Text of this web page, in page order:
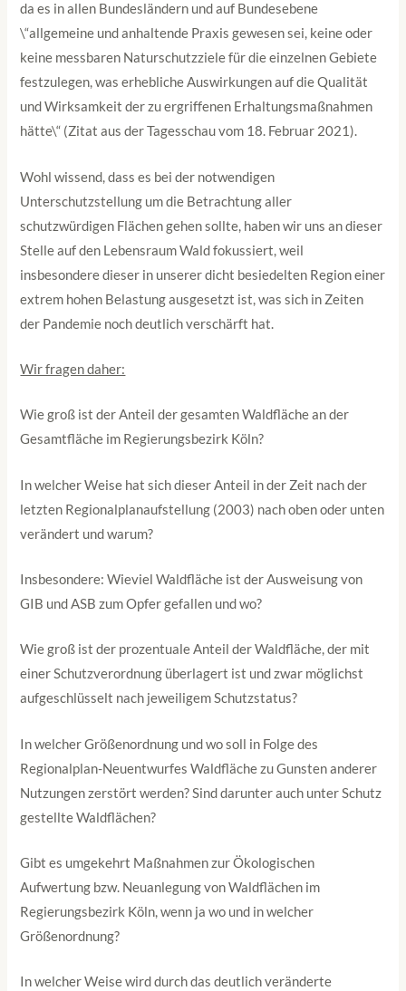
da es in allen Bundesländern und auf Bundesebene
\“allgemeine und anhaltende Praxis gewesen sei, keine oder
keine messbaren Naturschutzziele für die einzelnen Gebiete
festzulegen, was erhebliche Auswirkungen auf die Qualität
und Wirksamkeit der zu ergriffenen Erhaltungsmaßnahmen
hätte\“ (Zitat aus der Tagesschau vom 18. Februar 2021).
Wohl wissend, dass es bei der notwendigen
Unterschutzstellung um die Betrachtung aller
schutzwürdigen Flächen gehen sollte, haben wir uns an dieser
Stelle auf den Lebensraum Wald fokussiert, weil
insbesondere dieser in unserer dicht besiedelten Region einer
extrem hohen Belastung ausgesetzt ist, was sich in Zeiten
der Pandemie noch deutlich verschärft hat.
Wir fragen daher:
Wie groß ist der Anteil der gesamten Waldfläche an der
Gesamtfläche im Regierungsbezirk Köln?
In welcher Weise hat sich dieser Anteil in der Zeit nach der
letzten Regionalplanaufstellung (2003) nach oben oder unten
verändert und warum?
Insbesondere: Wieviel Waldfläche ist der Ausweisung von
GIB und ASB zum Opfer gefallen und wo?
Wie groß ist der prozentuale Anteil der Waldfläche, der mit
einer Schutzverordnung überlagert ist und zwar möglichst
aufgeschlüsselt nach jeweiligem Schutzstatus?
In welcher Größenordnung und wo soll in Folge des
Regionalplan-Neuentwurfes Waldfläche zu Gunsten anderer
Nutzungen zerstört werden? Sind darunter auch unter Schutz
gestellte Waldflächen?
Gibt es umgekehrt Maßnahmen zur Ökologischen
Aufwertung bzw. Neuanlegung von Waldflächen im
Regierungsbezirk Köln, wenn ja wo und in welcher
Größenordnung?
In welcher Weise wird durch das deutlich veränderte